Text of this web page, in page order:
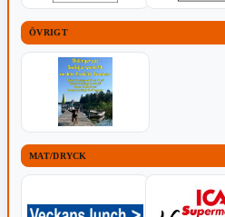
ÖVRIGT
MAT/DRYCK